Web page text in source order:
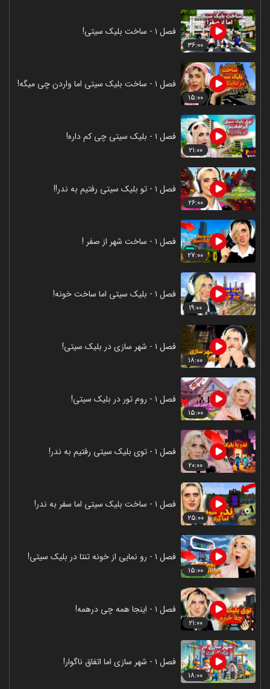
۳۶:۰۰
فصل ۱ - ساخت بلیک سیتی!
۱۵:۰۰
فصل ۱ - ساخت بلیک سیتی اما واردن چی میگه!
۲۱:۰۰
فصل ۱ - بلیک سیتی چی کم داره!
۲۶:۰۰
فصل ۱ - تو بلیک سیتی رفتیم به ندر!!
۲۷:۰۰
فصل ۱ - ساخت شهر از صفر !
۱۹:۰۰
فصل ۱ - بلیک سیتی اما ساخت خونه!
۱۸:۰۰
فصل ۱ - شهر سازی در بلیک سیتی!
۱۵:۰۰
فصل ۱ - روم تور در بلیک سیتی!
۲۰:۰۰
فصل ۱ - توی بلیک سیتی رفتیم به ندر!
۲۵:۰۰
فصل ۱ - ساخت بلیک سیتی اما سفر به ندر!
۱۵:۰۰
فصل ۱ - رو نمایی از خونه تنتا در بلیک سیتی!
۲۱:۰۰
فصل ۱ - اینجا همه چی درهمه!
۱۸:۰۰
فصل ۱ - شهر سازی اما اتفاق ناگوار!